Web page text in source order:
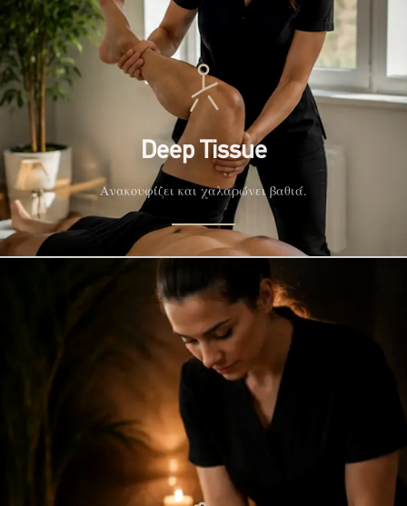
Deep Tissue
Ανακουφίζει και χαλαρώνει βαθιά.